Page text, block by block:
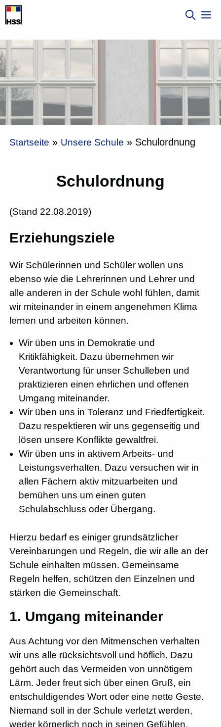
Zum
Inhalt
Startseite » Unsere Schule » Schulordnung
Schulordnung
(Stand 22.08.2019)
Erziehungsziele
Wir Schülerinnen und Schüler wollen uns
ebenso wie die Lehrerinnen und Lehrer und
alle anderen in der Schule wohl fühlen, damit
wir miteinander in einem angenehmen Klima
lernen und arbeiten können.
Wir üben uns in Demokratie und
Kritikfähigkeit. Dazu übernehmen wir
Verantwortung für unser Schulleben und
praktizieren einen ehrlichen und offenen
Umgang miteinander.
Wir üben uns in Toleranz und Friedfertigkeit.
Dazu respektieren wir uns gegenseitig und
lösen unsere Konflikte gewaltfrei.
Wir üben uns in aktivem Arbeits- und
Leistungsverhalten. Dazu versuchen wir in
allen Fächern aktiv mitzuarbeiten und
bemühen uns um einen guten
Schulabschluss oder Übergang.
Hierzu bedarf es einiger grundsätzlicher
Vereinbarungen und Regeln, die wir alle an der
Schule einhalten müssen. Gemeinsame
Regeln helfen, schützen den Einzelnen und
stärken die Gemeinschaft.
1. Umgang miteinander
Aus Achtung vor den Mitmenschen verhalten
wir uns alle rücksichtsvoll und höflich. Dazu
gehört auch das Vermeiden von unnötigem
Lärm. Jeder freut sich über einen Gruß, ein
entschuldigendes Wort oder eine nette Geste.
Niemand soll in der Schule verletzt werden,
weder körperlich noch in seinen Gefühlen.